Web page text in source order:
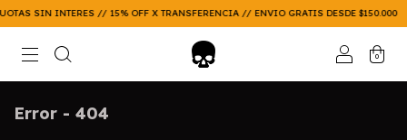
INTERES // 15% OFF X TRANSFERENCIA // ENVIO GRATIS DESDE $150.000 3 Y 6
0
Error - 404